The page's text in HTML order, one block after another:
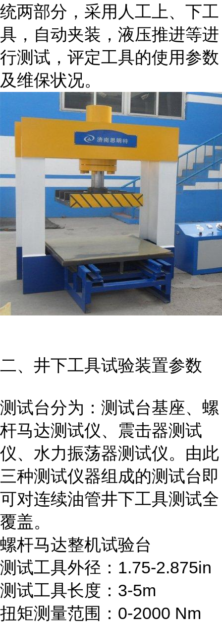
统两部分，采用人工上、下工
具，自动夹装，液压推进等进
行测试，评定工具的使用参数
及维保状况。
二、井下工具试验装置参数
测试台分为：测试台基座、螺
杆马达测试仪、震击器测试
仪、水力振荡器测试仪。由此
三种测试仪器组成的测试台即
可对连续油管井下工具测试全
覆盖。
螺杆马达整机试验台
测试工具外径：1.75-2.875in
测试工具长度：3-5m
扭矩测量范围：0-2000 Nm